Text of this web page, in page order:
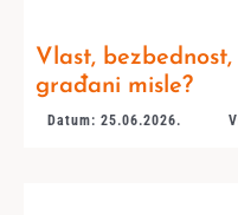
Vlast,
građani misle?
Datum: 25.06.2026.